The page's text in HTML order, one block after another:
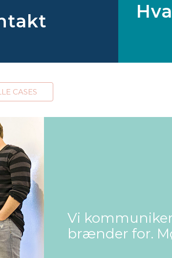
CASES
Vi
brænder for.